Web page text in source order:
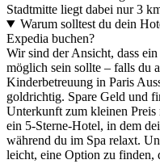
Stadtmitte liegt dabei nur 3
Warum solltest du dein
Expedia buchen?
Wir sind der Ansicht, dass
möglich sein sollte – falls du
Kinderbetreuung in Paris
goldrichtig. Spare Geld und
Unterkunft zum kleinen
ein 5-Sterne-Hotel, in dem
während du im Spa relaxt.
leicht, eine Option zu finden,